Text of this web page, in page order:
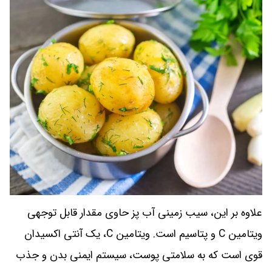
علاوه بر این، سیب زمینی آب پز حاوی مقدار قابل توجهی
ویتامین C و پتاسیم است. ویتامین C، یک آنتی اکسیدان
قوی است که به سلامتی پوست، سیستم ایمنی بدن و جذب